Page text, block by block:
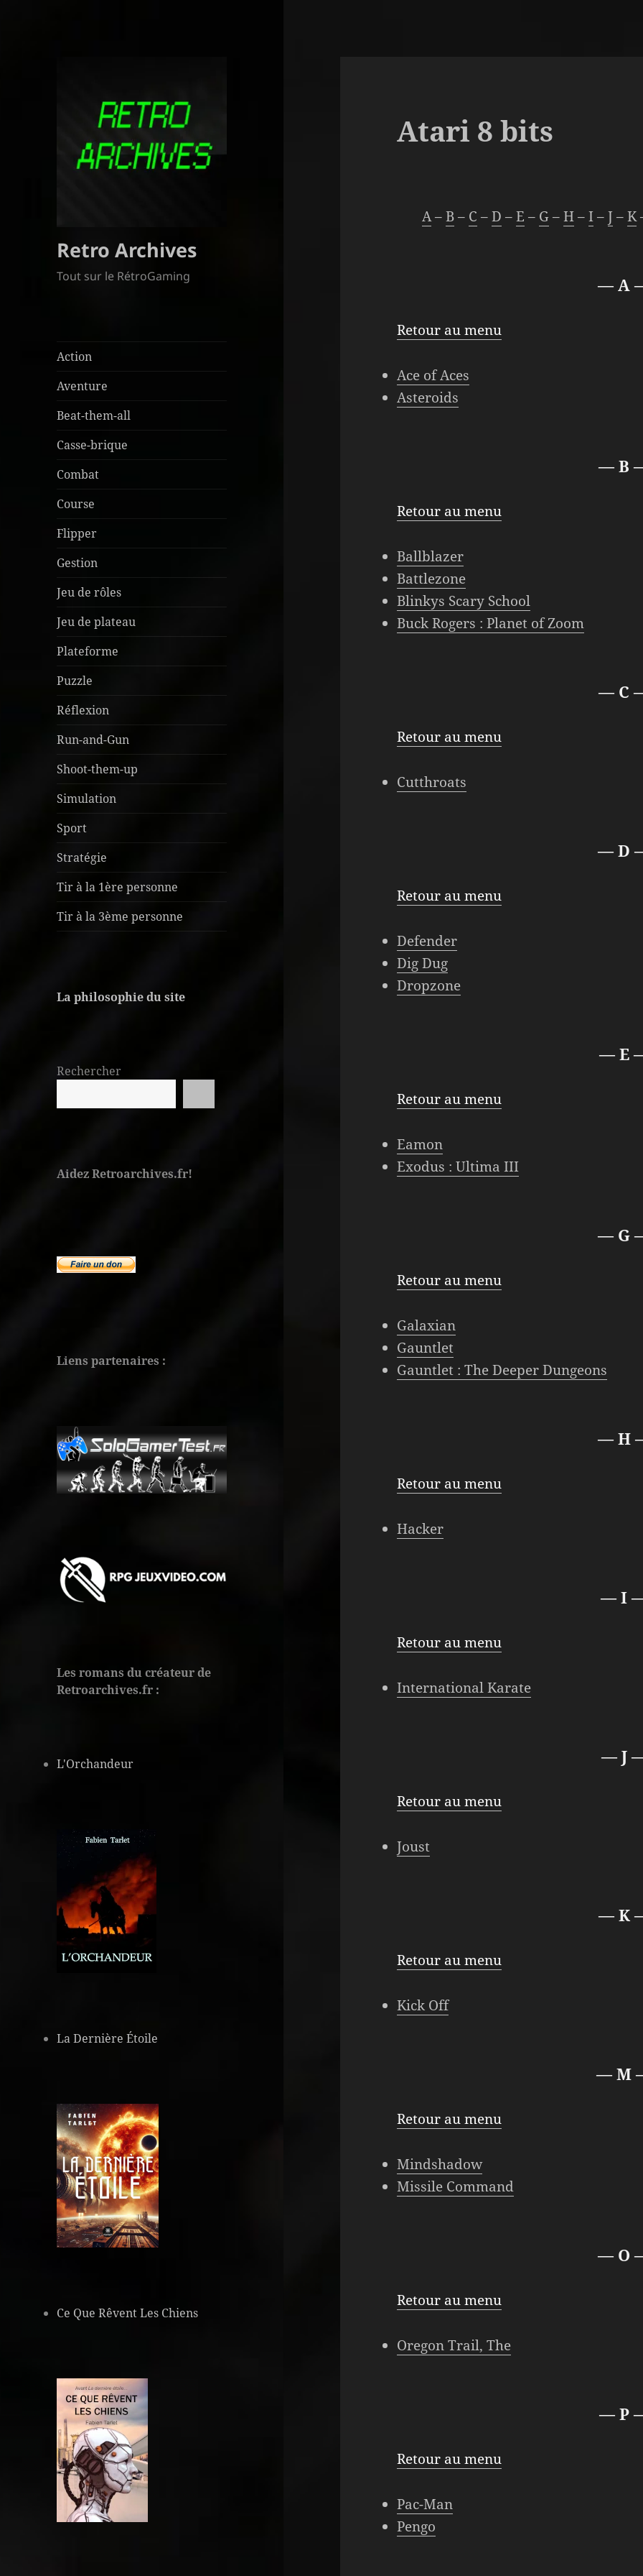
Retro Archives
Tout sur le RétroGaming
Action
Aventure
Beat-them-all
Casse-brique
Combat
Course
Flipper
Gestion
Jeu de rôles
Jeu de plateau
Plateforme
Puzzle
Réflexion
Run-and-Gun
Shoot-them-up
Simulation
Sport
Stratégie
Tir à la 1ère personne
Tir à la 3ème personne
La philosophie du site
Rechercher
Aidez Retroarchives.fr!
Liens partenaires :
Les romans du créateur de
Retroarchives.fr :
L'Orchandeur
La Dernière Étoile
Ce Que Rêvent Les Chiens
Atari 8 bits
A–B– C –D –E – G–H–I–J–K
— A
Retour au menu
Ace of Aces
Asteroids
— B
Retour au menu
Ballblazer
Battlezone
Blinkys Scary School
Buck Rogers : Planet of Zoom
— C
Retour au menu
Cutthroats
— D
Retour au menu
Defender
Dig Dug
Dropzone
— E
Retour au menu
Eamon
Exodus : Ultima III
— G
Retour au menu
Galaxian
Gauntlet
Gauntlet : The Deeper Dungeons
— H
Retour au menu
Hacker
— I
Retour au menu
International Karate
— J
Retour au menu
Joust
— K
Retour au menu
Kick Off
— M
Retour au menu
Mindshadow
Missile Command
— O
Retour au menu
Oregon Trail, The
— P
Retour au menu
Pac-Man
Pengo